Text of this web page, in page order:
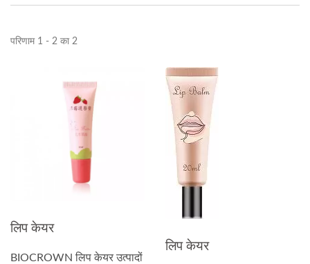
परिणाम 1 - 2 का 2
लिप केयर
BIOCROWN लिप केयर उत्पादों
लिप केयर